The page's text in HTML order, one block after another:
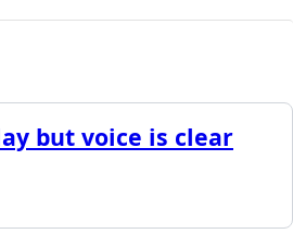
but voice is clear